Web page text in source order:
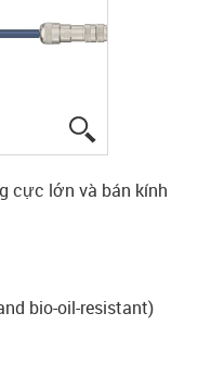
cực lớn và bán kính
bio-oil-resistant)